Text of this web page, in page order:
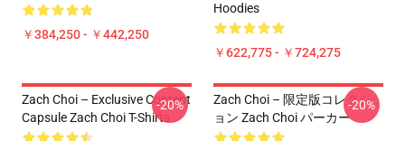
￥384,250 - ￥442,250
Hoodies
￥622,775 - ￥724,275
Zach Choi – Exclusive Content
Capsule Zach Choi T-Shirts
-20%
Zach Choi – 限定版コレクシ
ョン Zach Choi パーカー
-20%